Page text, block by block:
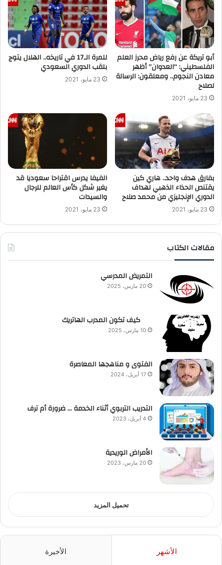
أبو تريكة عن رفع رياض محرز العلم
الفلسطيني: “العدوان” أظهر
معادن النجوم.. ومعلقون: الرسالة
لصلاح
23 مايو، 2021
للمرة الـ17 في تاريخه.. الهلال يتوج
بلقب الدوري السعودي
23 مايو، 2021
بفارق هدف واحد.. هاري كين
يقتنص الحذاء الذهبي لهداف
الدوري الإنجليزي من محمد صلاح
23 مايو، 2021
الفيفا يدرس اقتراحا سعوديا قد
يغير شكل كأس العالم للرجال
والسيدات
23 مايو، 2021
مقالات الكتاب
التمريض المدرسي
20 مارس، 2025
كيف تكون المدرب الهاتريك
10 مارس، 2025
الفتوى و مناهجها المعاصرة
17 أبريل، 2024
التدريب التربوي أثناء الخدمة … ضرورة أم ترف
4 أبريل، 2023
الأمراض الوريدية
20 مارس، 2023
تحميل المزيد
الأشهر الأخيرة